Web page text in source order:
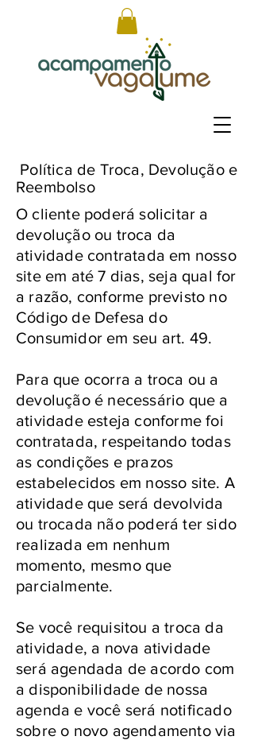
Política de Troca, Devolução e
Reembolso
O cliente poderá solicitar a
devolução ou troca da
atividade contratada em nosso
site em até 7 dias, seja qual for
a razão, conforme previsto no
Código de Defesa do
Consumidor em seu art. 49.
Para que ocorra a troca ou a
devolução é necessário que a
atividade esteja conforme foi
contratada, respeitando todas
as condições e prazos
estabelecidos em nosso site. A
atividade que será devolvida
ou trocada não poderá ter sido
realizada em nenhum
momento, mesmo que
parcialmente.
Se você requisitou a troca da
atividade, a nova atividade
será agendada de acordo com
a disponibilidade de nossa
agenda e você será notificado
sobre o novo agendamento via